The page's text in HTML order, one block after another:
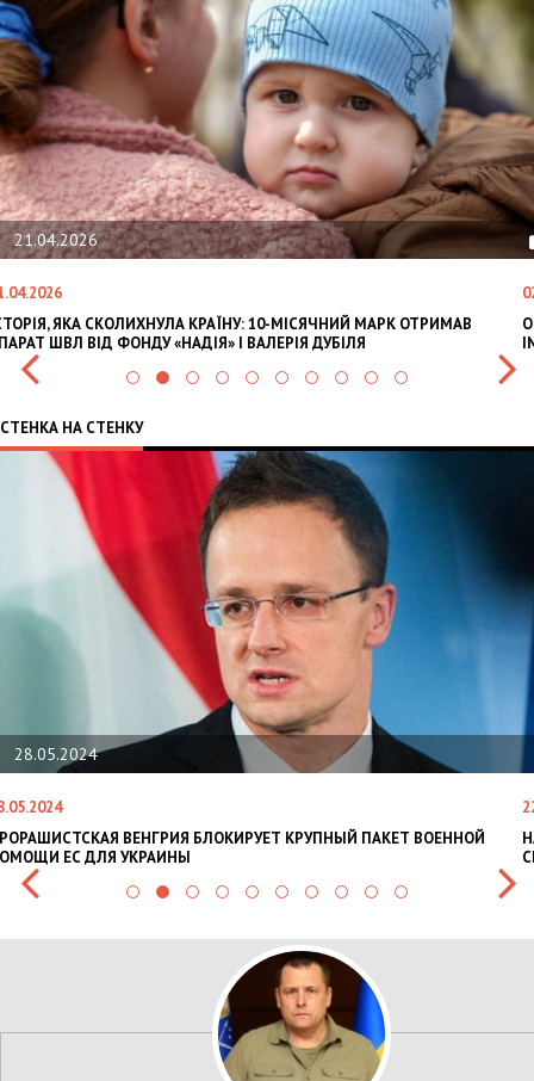
21.04.2026
ЯКА СКОЛИХНУЛА КРАЇНУ: 10-МІСЯЧНИЙ МАРК ОТРИМАВ
ШВЛ ВІД ФОНДУ «НАДІЯ» І ВАЛЕРІЯ ДУБІЛЯ
СТЕНКА НА СТЕНКУ
28.05.2024
ВЕНГРИЯ БЛОКИРУЕТ КРУПНЫЙ ПАКЕТ ВОЕННОЙ
ЕС ДЛЯ УКРАИНЫ